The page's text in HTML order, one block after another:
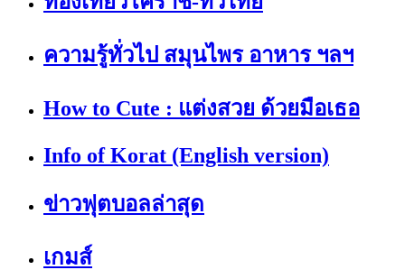
ความรู้ทั่วไป สมุนไพร อาหาร ฯลฯ
How to Cute : แต่งสวย ด้วยมือเธอ
Info of Korat (English version)
ข่าวฟุตบอลล่าสุด
เกมส์